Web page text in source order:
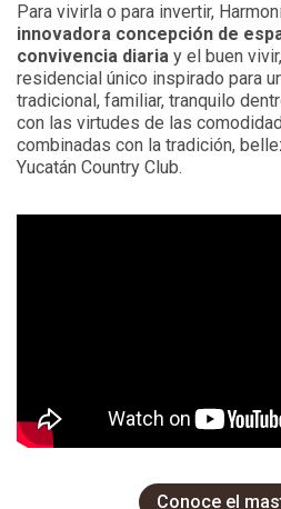
Para vivirla o para invertir,
innovadora concepción de
convivencia diaria y el buen
residencial único inspirado para
tradicional, familiar, tranquilo
con las virtudes de las
combinadas con la tradición,
Yucatán Country Club.
Conoce el